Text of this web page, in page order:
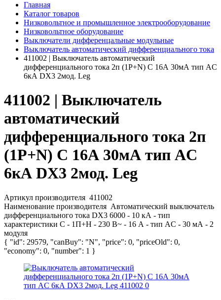
Главная
Каталог товаров
Низковольтное и промышленное электрооборудование
Низковольтное оборудование
Выключатели дифференцальные модульные
Выключатель автоматический дифференциального тока
411002 | Выключатель автоматический
дифференциального тока 2п (1P+N) C 16А 30мА тип AC
6кА DX3 2мод. Leg
411002 | Выключатель
автоматический
дифференциального тока 2п
(1P+N) C 16А 30мА тип AC
6кА DX3 2мод. Leg
Артикул производителя 411002
Наименование производителя Автоматический выключатель
дифференциального тока DX3 6000 - 10 кА - тип
характеристики С - 1П+Н - 230 В~ - 16 А - тип AС - 30 мА - 2
модуля
{ "id": 29579, "canBuy": "N", "price": 0, "priceOld": 0,
"economy": 0, "number": 1 }